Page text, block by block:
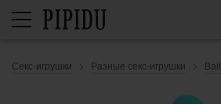
Секс-игрушки Разные секс-игрушки